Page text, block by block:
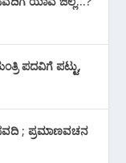
ಪದವಿಗೆ ‌ಪಟ್ಟು,
ಸವದಿ ; ಪ್ರಮಾಣವಚನ